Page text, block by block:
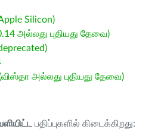
Silicon)
அல்லது புதியது தேவை)
அல்லது புதியது தேவை)
பதிப்புகளில் கிடைக்கிறது: